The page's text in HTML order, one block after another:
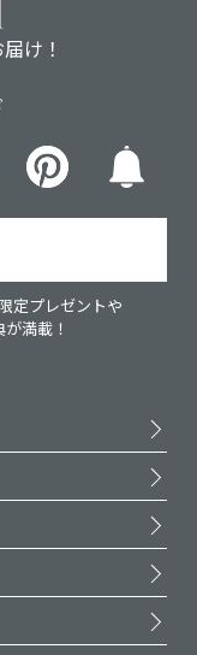
け！
LINE pinterest
定プレゼントや
満載！